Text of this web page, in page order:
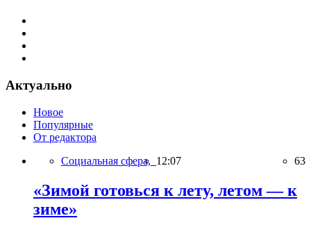
Актуально
Новое
Популярные
От редактора
Социальная сфера, 12:07 63
«Зимой готовься к лету, летом — к
зиме»